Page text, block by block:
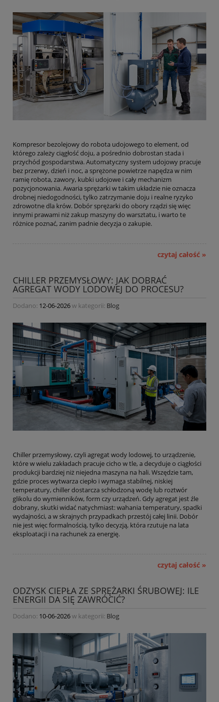
Kompresor bezolejowy do robota udojowego to element, od
którego zależy ciągłość doju, a pośrednio dobrostan stada i
przychód gospodarstwa. Automatyczny system udojowy pracuje
bez przerwy, dzień i noc, a sprężone powietrze napędza w nim
ramię robota, zawory, kubki udojowe i cały mechanizm
pozycjonowania. Awaria sprężarki w takim układzie nie oznacza
drobnej niedogodności, tylko zatrzymanie doju i realne ryzyko
zdrowotne dla krów. Dobór sprężarki do obory rządzi się więc
innymi prawami niż zakup maszyny do warsztatu, i warto te
różnice poznać, zanim padnie decyzja o zakupie.
czytaj całość »
CHILLER PRZEMYSŁOWY: JAK DOBRAĆ
AGREGAT WODY LODOWEJ DO PROCESU?
Dodano: 12-06-2026w kategorii: Blog
Chiller przemysłowy, czyli agregat wody lodowej, to urządzenie,
które w wielu zakładach pracuje cicho w tle, a decyduje o ciągłości
produkcji bardziej niż niejedna maszyna na hali. Wszędzie tam,
gdzie proces wytwarza ciepło i wymaga stabilnej, niskiej
temperatury, chiller dostarcza schłodzoną wodę lub roztwór
glikolu do wymienników, form czy urządzeń. Gdy agregat jest źle
dobrany, skutki widać natychmiast: wahania temperatury, spadki
wydajności, a w skrajnych przypadkach przestój całej linii. Dobór
nie jest więc formalnością, tylko decyzją, która rzutuje na lata
eksploatacji i na rachunek za energię.
czytaj całość »
ODZYSK CIEPŁA ZE SPRĘŻARKI ŚRUBOWEJ: ILE
ENERGII DA SIĘ ZAWRÓCIĆ?
Dodano: 10-06-2026w kategorii: Blog